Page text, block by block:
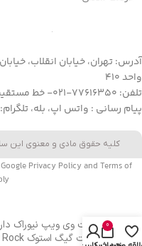
آدرس: تهران، خیابان انقلاب،
واحد 410
تلفن: 77616350-021- خط مستقیم: 91303098-021
پیام رسانی : واتس اپ، بله، تلگرام: 09031233607
کلیه حقوق مادی و معنوی این
Privacy Policy and Terms of
0
پورت گیگ استوک HX402G New Rock